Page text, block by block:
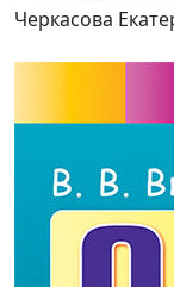
Черкасова